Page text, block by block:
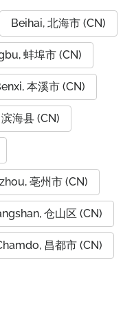
Beihai, 北海市 (CN)
蚌埠市 (CN)
本溪市 (CN)
海县 (CN)
亳州市 (CN)
仓山区 (CN)
昌都市 (CN)